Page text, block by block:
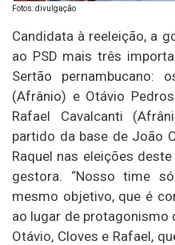
Fotos: divulgação
Candidata à reeleição, a
ao PSD mais três
Sertão pernambucano:
(Afrânio) e Otávio
Rafael Cavalcanti
partido da base de João
Raquel nas eleições
gestora. “Nosso time
mesmo objetivo, que é
ao lugar de protagonismo
Otávio, Cloves e Rafael,